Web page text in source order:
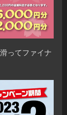
ってファイナ